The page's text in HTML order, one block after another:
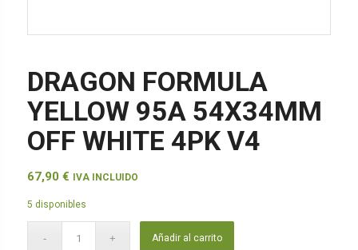
DRAGON FORMULA
YELLOW 95A 54X34MM
OFF WHITE 4PK V4
67,90 € IVA INCLUIDO
5 disponibles
Añadir al carrito